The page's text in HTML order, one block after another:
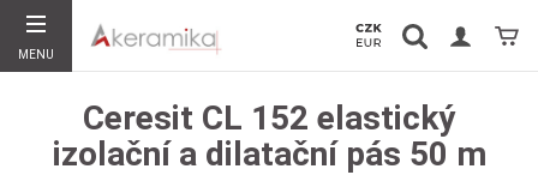
MENU
Vyhledávání Košík
Ceresit CL 152 elastický
izolační a dilatační pás 50 m